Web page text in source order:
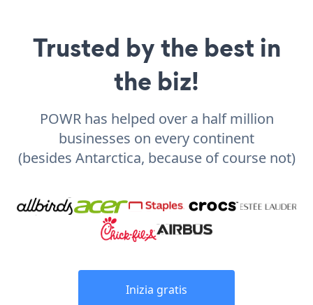
Trusted by the best in
the biz!
POWR has helped over a half million
businesses on every continent
(besides Antarctica, because of course not)
Inizia gratis